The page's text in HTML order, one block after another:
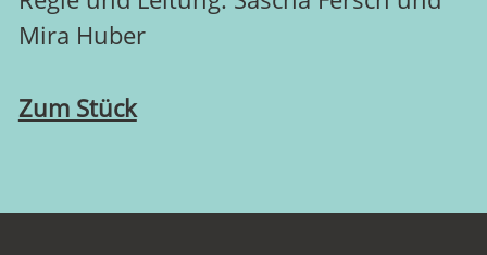
Mira Huber
Zum Stück